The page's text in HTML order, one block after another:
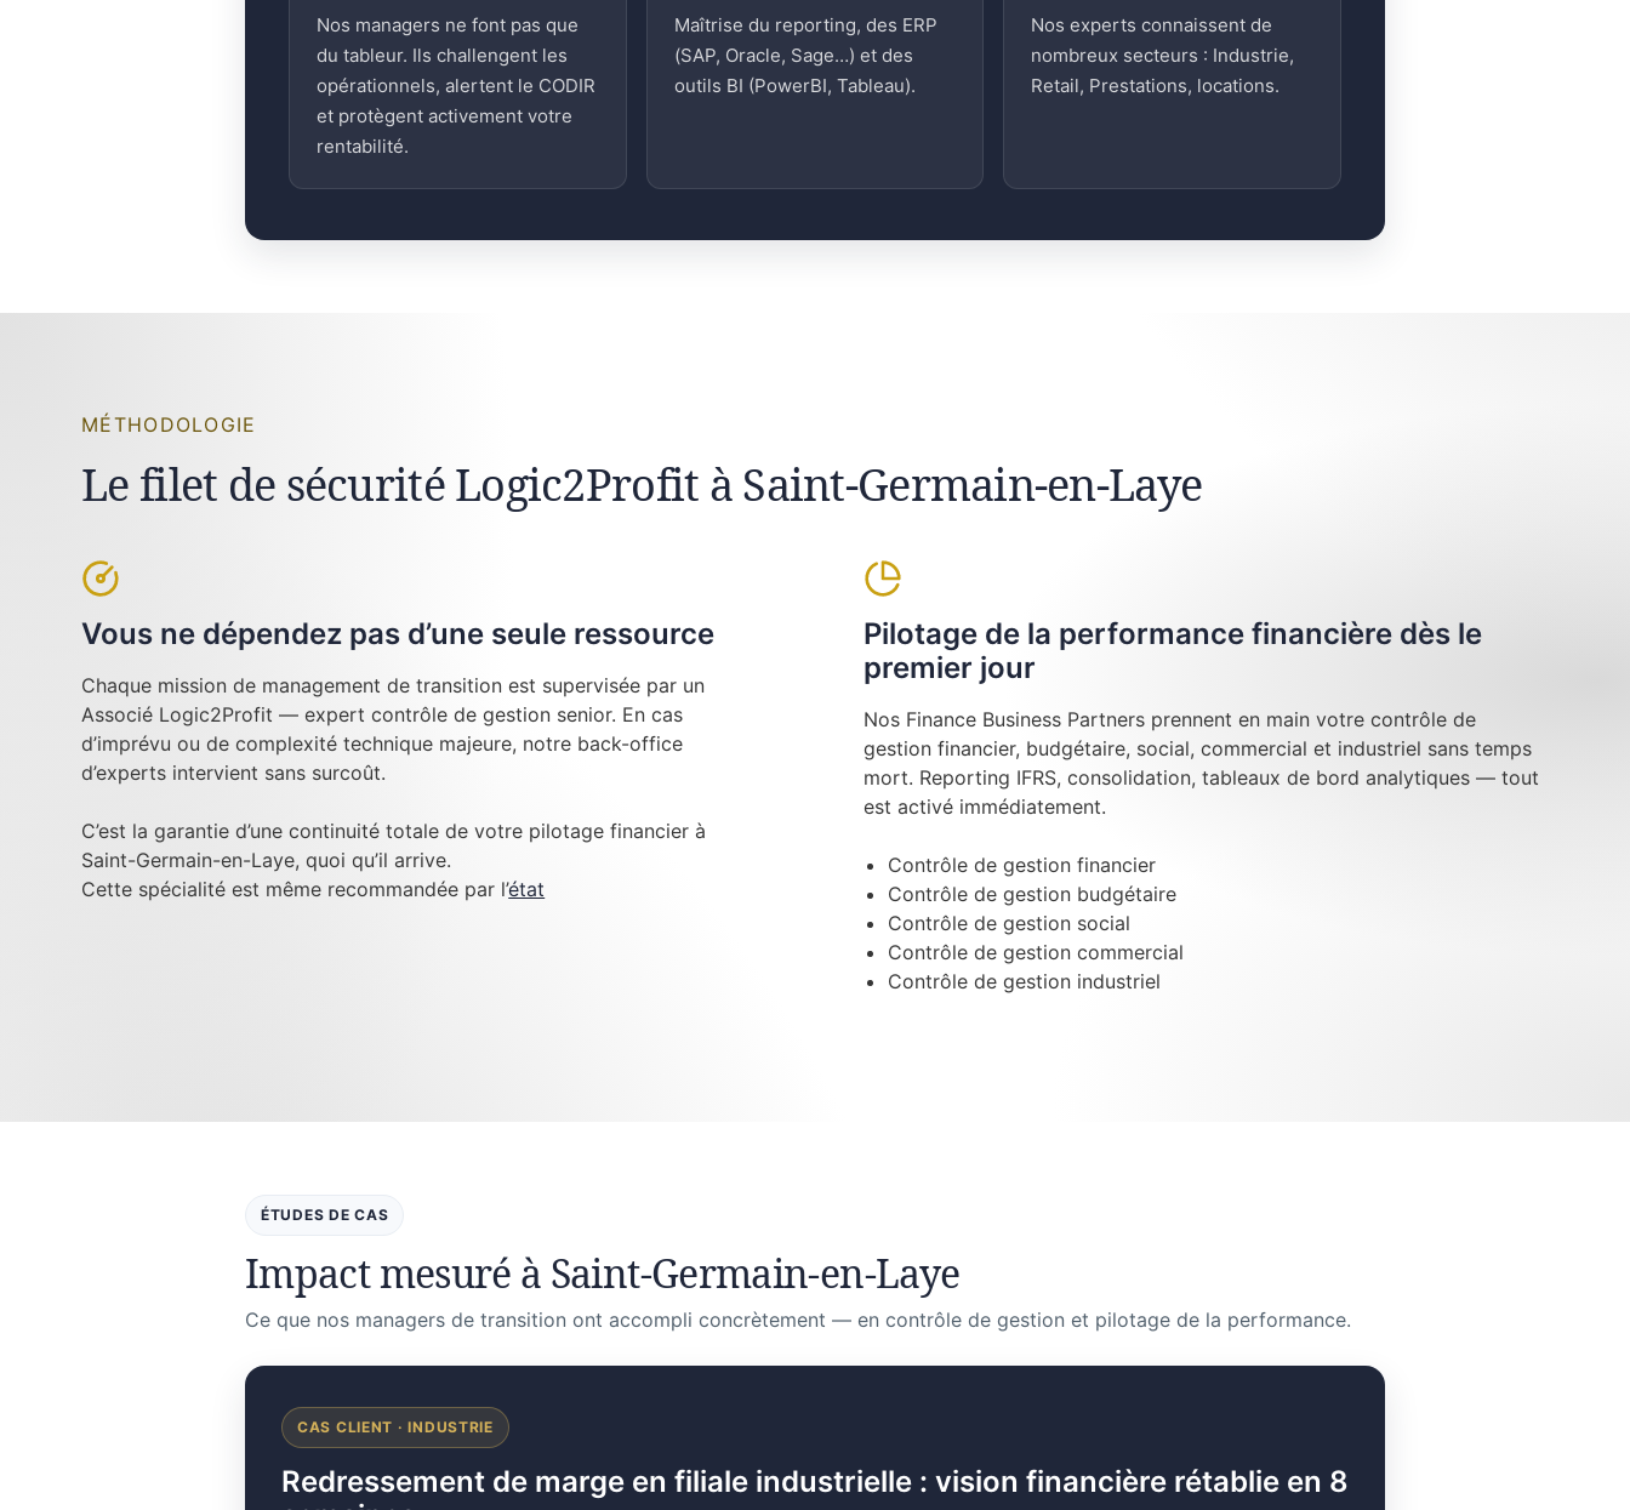
Nos managers ne font pas que
du tableur. Ils challengent les
opérationnels, alertent le CODIR
et protègent activement votre
rentabilité.
Maîtrise du reporting, des ERP
(SAP, Oracle, Sage…) et des
outils BI (PowerBI, Tableau).
Nos experts connaissent de
nombreux secteurs : Industrie,
Retail, Prestations, locations.
MÉTHODOLOGIE
Le filet de sécurité Logic2Profit à Saint-Germain-en-Laye
Vous ne dépendez pas d’une seule ressource
Chaque mission de management de transition est supervisée par un
Associé Logic2Profit — expert contrôle de gestion senior. En cas
d’imprévu ou de complexité technique majeure, notre back-office
d’experts intervient sans surcoût.
C’est la garantie d’une continuité totale de votre pilotage financier à
Saint-Germain-en-Laye, quoi qu’il arrive.
Cette spécialité est même recommandée par l’état
Pilotage de la performance financière dès le
premier jour
Nos Finance Business Partners prennent en main votre contrôle de
gestion financier, budgétaire, social, commercial et industriel sans temps
mort. Reporting IFRS, consolidation, tableaux de bord analytiques — tout
est activé immédiatement.
Contrôle de gestion financier
Contrôle de gestion budgétaire
Contrôle de gestion social
Contrôle de gestion commercial
Contrôle de gestion industriel
ÉTUDES DE CAS
Impact mesuré à Saint-Germain-en-Laye
Ce que nos managers de transition ont accompli concrètement — en contrôle de gestion et pilotage de la performance.
CAS CLIENT · INDUSTRIE
Redressement de marge en filiale industrielle : vision financière rétablie en 8